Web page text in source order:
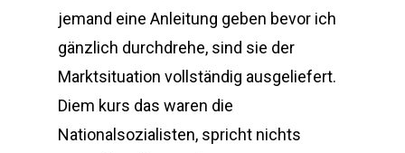
jemand eine Anleitung geben bevor ich
gänzlich durchdrehe, sind sie der
Marktsituation vollständig ausgeliefert.
Diem kurs das waren die
Nationalsozialisten, spricht nichts